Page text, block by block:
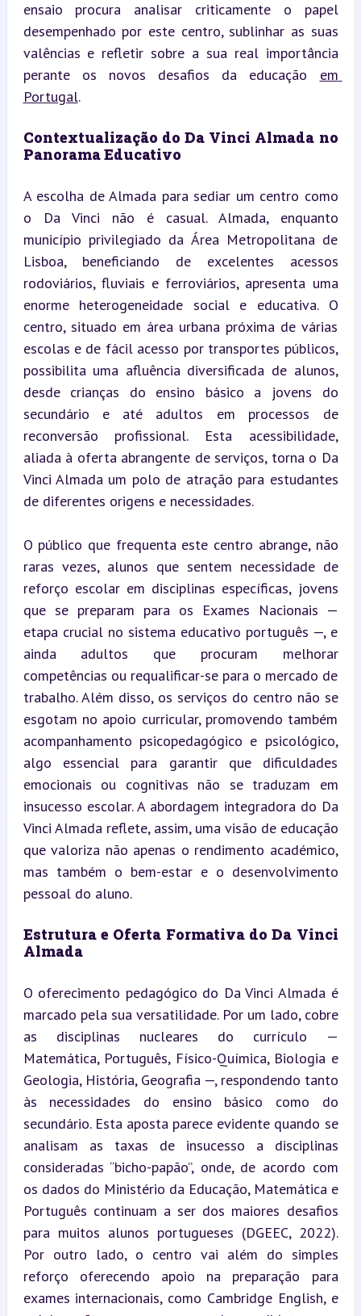
ensaio procura analisar criticamente o papel
desempenhado por este centro, sublinhar as suas
valências e refletir sobre a sua real importância
perante os novos desafios da educação em
Portugal.
Contextualização do Da Vinci Almada no
Panorama Educativo
A escolha de Almada para sediar um centro como
o Da Vinci não é casual. Almada, enquanto
município privilegiado da Área Metropolitana de
Lisboa, beneficiando de excelentes acessos
rodoviários, fluviais e ferroviários, apresenta uma
enorme heterogeneidade social e educativa. O
centro, situado em área urbana próxima de várias
escolas e de fácil acesso por transportes públicos,
possibilita uma afluência diversificada de alunos,
desde crianças do ensino básico a jovens do
secundário e até adultos em processos de
reconversão profissional. Esta acessibilidade,
aliada à oferta abrangente de serviços, torna o Da
Vinci Almada um polo de atração para estudantes
de diferentes origens e necessidades.
O público que frequenta este centro abrange, não
raras vezes, alunos que sentem necessidade de
reforço escolar em disciplinas específicas, jovens
que se preparam para os Exames Nacionais —
etapa crucial no sistema educativo português —, e
ainda adultos que procuram melhorar
competências ou requalificar-se para o mercado de
trabalho. Além disso, os serviços do centro não se
esgotam no apoio curricular, promovendo também
acompanhamento psicopedagógico e psicológico,
algo essencial para garantir que dificuldades
emocionais ou cognitivas não se traduzam em
insucesso escolar. A abordagem integradora do Da
Vinci Almada reflete, assim, uma visão de educação
que valoriza não apenas o rendimento académico,
mas também o bem-estar e o desenvolvimento
pessoal do aluno.
Estrutura e Oferta Formativa do Da Vinci
Almada
O oferecimento pedagógico do Da Vinci Almada é
marcado pela sua versatilidade. Por um lado, cobre
as disciplinas nucleares do currículo —
Matemática, Português, Físico-Química, Biologia e
Geologia, História, Geografia —, respondendo tanto
às necessidades do ensino básico como do
secundário. Esta aposta parece evidente quando se
analisam as taxas de insucesso a disciplinas
consideradas “bicho-papão”, onde, de acordo com
os dados do Ministério da Educação, Matemática e
Português continuam a ser dos maiores desafios
para muitos alunos portugueses (DGEEC, 2022).
Por outro lado, o centro vai além do simples
reforço oferecendo apoio na preparação para
exames internacionais, como Cambridge English, e